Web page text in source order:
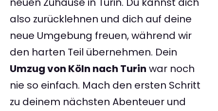
also zurücklehnen und dich auf deine
neue Umgebung freuen, während wir
den harten Teil übernehmen. Dein
Umzug von Köln nach Turin war noch
nie so einfach. Mach den ersten Schritt
zu deinem nächsten Abenteuer und